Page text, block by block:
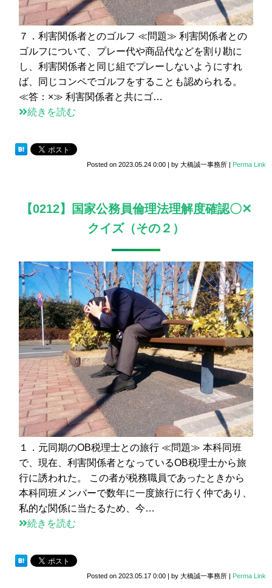
７．利害関係者とのゴルフ ≪問題≫ 利害関係者との
ゴルフについて、プレー代や商品代などを割り勘に
し、利害関係者と同じ組でプレーしないようにすれ
ば、同じコンペでゴルフをすることも認められる。
≪答：×≫ 利害関係者と共にゴ…
続きを読む
Posted on 2023.05.24 0:00 by 大橋誠一事務所 Perma Link
【0212】国家公務員倫理法理解度確認〇✕
クイズ（その２）
１．元同期のOB税理士との旅行 ≪問題≫ 本科同班
で、現在、利害関係者となっているOB税理士から旅
行に誘われた。 この者が税務職員であったときから
本科同班メンバーで数年に一度旅行に行く仲であり、
私的な関係に当たるため、今…
続きを読む
Posted on 2023.05.17 0:00 by 大橋誠一事務所 Perma Link